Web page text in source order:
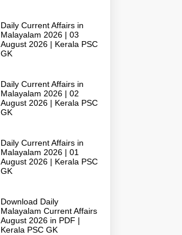
Daily Current Affairs in
Malayalam 2026 | 03
August 2026 | Kerala PSC
GK
Daily Current Affairs in
Malayalam 2026 | 02
August 2026 | Kerala PSC
GK
Daily Current Affairs in
Malayalam 2026 | 01
August 2026 | Kerala PSC
GK
Download Daily
Malayalam Current Affairs
August 2026 in PDF |
Kerala PSC GK